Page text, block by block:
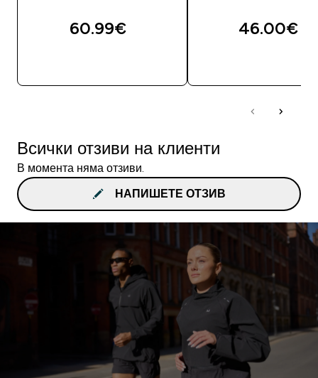
60.99€‎ 46.00€‎
Всички отзиви на клиенти
В момента няма отзиви.
НАПИШЕТЕ ОТЗИВ